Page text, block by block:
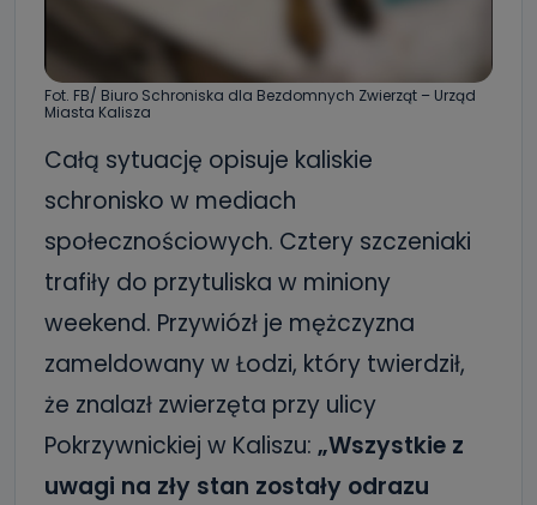
Fot. FB/ Biuro Schroniska dla Bezdomnych Zwierząt – Urząd
Miasta Kalisza
Całą sytuację opisuje kaliskie
schronisko w mediach
społecznościowych. Cztery szczeniaki
trafiły do przytuliska w miniony
weekend. Przywiózł je mężczyzna
zameldowany w Łodzi, który twierdził,
że znalazł zwierzęta przy ulicy
Pokrzywnickiej w Kaliszu: „Wszystkie z
uwagi na zły stan zostały odrazu